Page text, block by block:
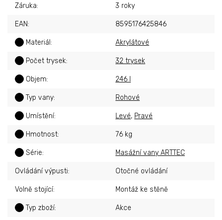
Záruka: 3 roky
EAN: 8595176425846
Materiál : Akrylátové
Počet trysek: 32 trysek
Objem: 246 l
Typ vany: Rohové
Umístění: Levé, Pravé
Hmotnost: 76 kg
Série: Masážní vany ARTTEC
Ovládání výpusti: Otočné ovládání
Volně stojící: Montáž ke stěně
Typ zboží: Akce